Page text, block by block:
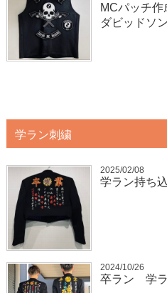
MCパッチ
ダビッドソン
学ラン刺繍
2025/02/08
学ラン持ち
2024/10/26
卒ラン 学